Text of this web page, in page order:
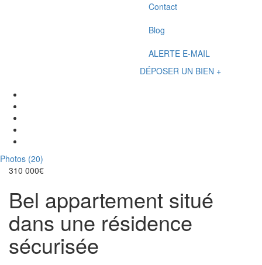
Contact
Blog
ALERTE E-MAIL
DÉPOSER UN BIEN +
Photos (20)
310 000€
Bel appartement situé
dans une résidence
sécurisée